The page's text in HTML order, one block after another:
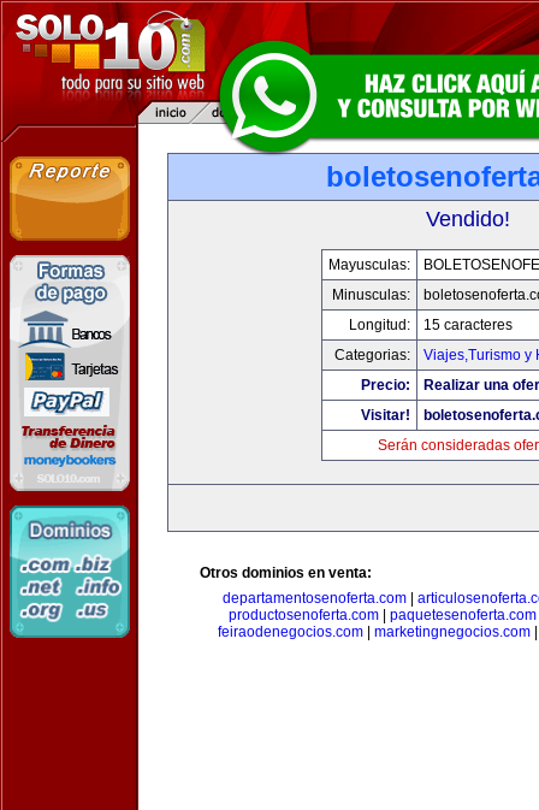
Vendido!
Mayusculas:
Minusculas:
Longitud:
15 caracteres
Categorias:
Viajes,Turismo y
Precio:
Realizar una
Visitar!
Serán consideradas
Otros dominios en venta:
departamentosenoferta.com
productosenoferta.com| paquetesenoferta.com
feiraodenegocios.com
marketingnegocios.com